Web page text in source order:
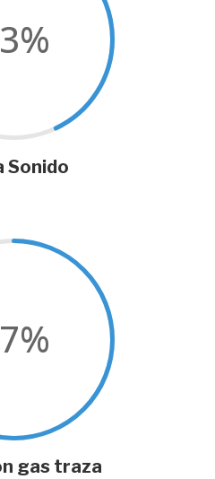
%
Sonido
%
gas traza